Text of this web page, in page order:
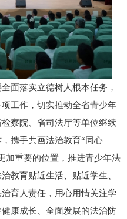
面落实立德树人根本任务，
工作，切实推动全省青少年
察院、省司法厅等单位继续
携手共画法治教育“同心
加重要的位置，推进青少年法
教育贴近生活、贴近学生、
育人责任，用心用情关注学
康成长、全面发展的法治防